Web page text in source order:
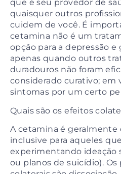
que é seu provedor de
quaisquer outros
cuidem de você. É
cetamina não é um
opção para a depressão
apenas quando outros
duradouros não foram
considerado curativo; em
sintomas por um certo
Quais são os efeitos
A cetamina é geralmente
inclusive para aqueles
experimentando ideação
ou planos de suicídio).